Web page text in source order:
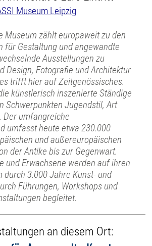
Museum Leipzig
Museum zählt europaweit zu den
für Gestaltung und angewandte
Ausstellungen zu
Design, Fotografie und Architektur
trifft hier auf Zeitgenössisches.
künstlerisch inszenierte Ständige
Schwerpunkten Jugendstil, Art
Der umfangreiche
umfasst heute etwa 230.000
und außereuropäischen
der Antike bis zur Gegenwart.
und Erwachsene werden auf ihren
durch 3.000 Jahre Kunst- und
Führungen, Workshops und
begleitet.
an diesem Ort: